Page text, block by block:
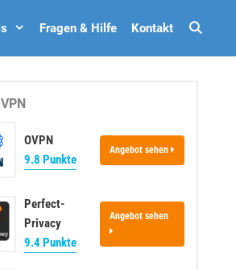
Fragen & Hilfe Kontakt
OVPN
9.8 Punkte
Angebot sehen
Perfect-
Privacy
9.4 Punkte
Angebot sehen